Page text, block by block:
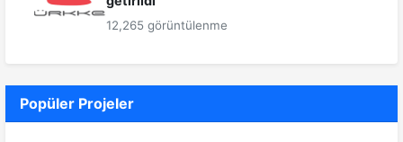
12,265 görüntülenme
Popüler Projeler